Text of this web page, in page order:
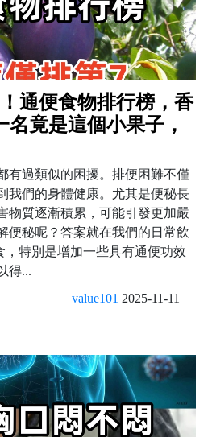
通便食物排行榜，香
名竟是這個小果子，
有過類似的困擾。排便困難不僅
我們的身體健康。尤其是便秘長
物質逐漸積累，可能引發更加嚴
便秘呢？答案就在我們的日常飲
特別是增加一些具有通便功效
得...
value101 2025-11-11